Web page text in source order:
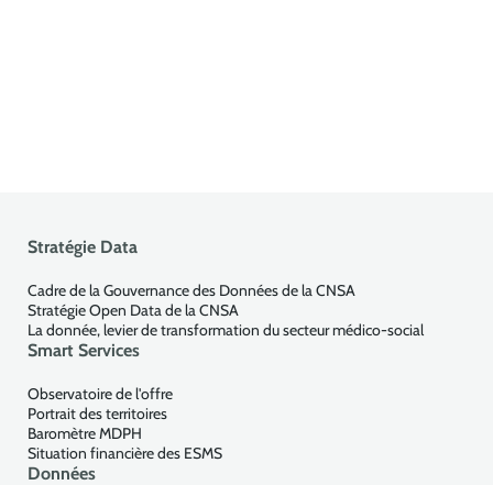
Stratégie Data
Cadre de la Gouvernance des Données de la CNSA
Stratégie Open Data de la CNSA
La donnée, levier de transformation du secteur médico-social
Smart Services
Observatoire de l'offre
Portrait des territoires
Baromètre MDPH
Situation financière des ESMS
Données